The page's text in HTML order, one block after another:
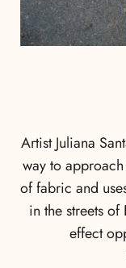
Artist Juliana
way to
of fabric and
in the streets
effect